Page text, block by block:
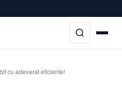
cu adevarat eficiente!